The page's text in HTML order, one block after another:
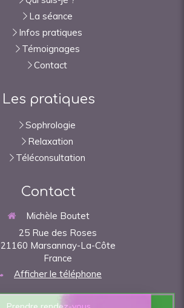
La séance
Infos pratiques
Témoignages
Contact
Les pratiques
Sophrologie
Relaxation
Téléconsultation
Contact
Michèle Boutet
25 Rue des Roses
21160 Marsannay-La-Côte
France
Afficher le téléphone